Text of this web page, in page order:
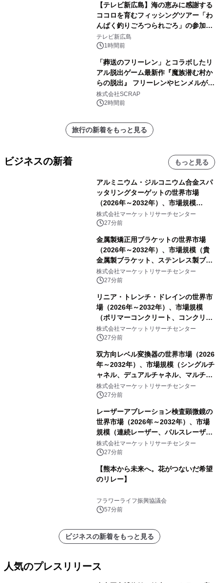
【テレビ新広島】海の恵みに感謝する
ココロを育むフィッシングツアー「わ
んぱく釣りごろつられごろ」の参加小
学生を募集
テレビ新広島
1時間前
「葬送のフリーレン」とコラボしたリ
アル脱出ゲーム最新作『魔族潜む村か
らの脱出』 フリーレンやヒンメルが武
器を手に魔族を見据える描き下ろしメ
インビジュアル公開
株式会社SCRAP
2時間前
旅行の新着をもっと見る
ビジネスの新着 もっと見る
アルミニウム・ジルコニウム合金スパ
ッタリングターゲットの世界市場
（2026年～2032年）、市場規模
（0.995、0.999、その他）・分析レポ
ートを発表
株式会社マーケットリサーチセンター
27分前
金属製矯正用ブラケットの世界市場
（2026年～2032年）、市場規模（貴
金属製ブラケット、ステンレス製ブラ
ケット、純チタン製ブラケット）・分
析レポートを発表
株式会社マーケットリサーチセンター
27分前
リニア・トレンチ・ドレインの世界市
場（2026年～2032年）、市場規模
（ポリマーコンクリート、コンクリー
ト、プラスチック、金属）・分析レポ
ートを発表
株式会社マーケットリサーチセンター
27分前
双方向レベル変換器の世界市場（2026
年～2032年）、市場規模（シングルチ
ャネル、デュアルチャネル、マルチチ
ャネル）・分析レポートを発表
株式会社マーケットリサーチセンター
27分前
レーザーアブレーション検査顕微鏡の
世界市場（2026年～2032年）、市場
規模（連続レーザー、パルスレーザ
ー）・分析レポートを発表
株式会社マーケットリサーチセンター
27分前
【熊本から未来へ。花がつないだ希望
のリレー】
フラワーライフ振興協議会
57分前
ビジネスの新着をもっと見る
人気のプレスリリース